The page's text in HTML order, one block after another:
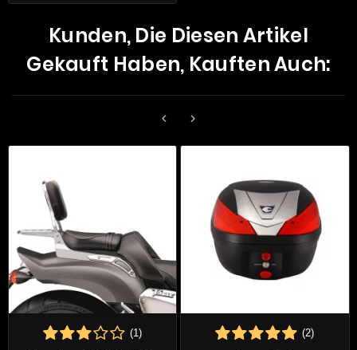
Kunden, Die Diesen Artikel
Gekauft Haben, Kauften Auch:
 
(1) (2)